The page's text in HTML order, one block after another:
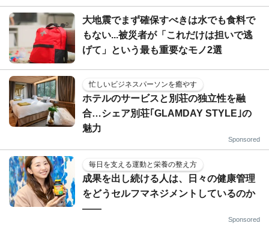
大地震でまず確保すべきは水でも食料で
もない...被災者が「これだけは担いで逃
げて」という最も重要なモノ2選
忙しいビジネスパーソンを癒やす
ホテルのサービスと別荘の独立性を融
合…シェア別荘｢GLAMDAY STYLE｣の
魅力
Sponsored
毎日を支える運動と栄養の整え方
成果を出し続ける人は、日々の健康管理
をどうセルフマネジメントしているのか
——
Sponsored